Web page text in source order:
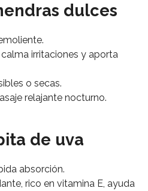
dulces
irritaciones y aporta
o secas.
relajante nocturno.
de uva
absorción.
rico en vitamina E, ayuda